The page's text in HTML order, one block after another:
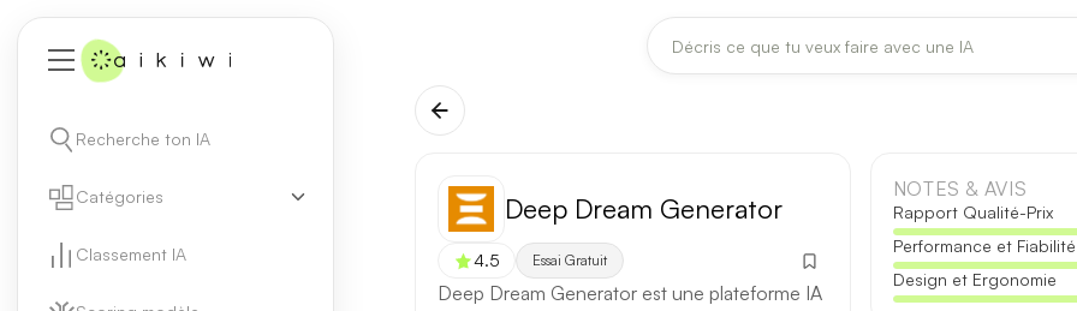
Recherche ton IA
Catégories
Classement IA [TEST] Claude Opus 4.8 : ce qui change
5 août 2026
Deep Dream Generator
4.5 Essai Gratuit
Deep Dream Generator est une plateforme IA
NOTES & AVIS
Rapport Qualité-Prix
Performance et Fiabilité
Design et Ergonomie